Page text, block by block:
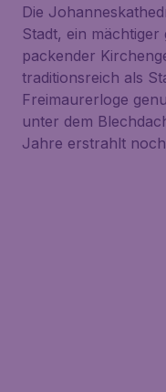
Die
Stadt, ein
packender
traditionsreich als
Freimaurerloge
unter dem
Jahre erstrahlt